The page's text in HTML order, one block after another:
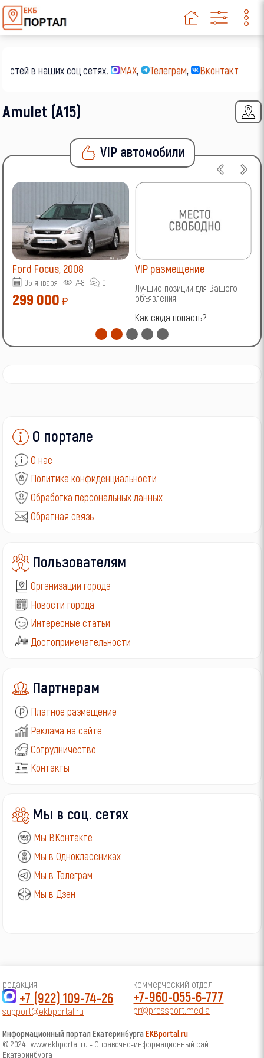
в наших соц сетях. MAX, Телеграм, Вконтакте,
Amulet (A15)
VIP автомобили
Ford Focus, 2008
05 января 748 0
299 000 ₽
VIP размещение
Лучшие позиции для Вашего
объявления
Как сюда попасть?
О портале
О нас
Политика конфиденциальности
Обработка персональных данных
Обратная связь
Пользователям
Организации города
Новости города
Интересные статьи
Достопримечательности
Партнерам
Платное размещение
Реклама на сайте
Сотрудничество
Контакты
Мы в соц. сетях
Мы ВКонтакте
Мы в Одноклассниках
Мы в Телеграм
Мы в Дзен
редакция
+7 (922) 109-74-26
support@ekbportal.ru
коммерческий отдел
+7-960-055-6-777
pr@pressport.media
Информационный портал ЕкатеринбургаEKBportal.ru
© 2024 | www.ekbportal.ru - Справочно-информационный сайт г.
Екатеринбурга